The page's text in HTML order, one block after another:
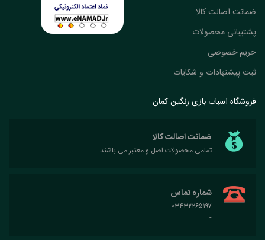
ضمانت اصالت کالا
پشتیبانی محصولات
حریم خصوصی
ثبت پیشنهادات و شکایات
فروشگاه اسباب بازی رنگین کمان
ضمانت اصالت کالا
تمامی محصولات اصل و معتبر می باشند
شماره تماس
۰۳۴۳۲۲۶۵۱۹۷
-